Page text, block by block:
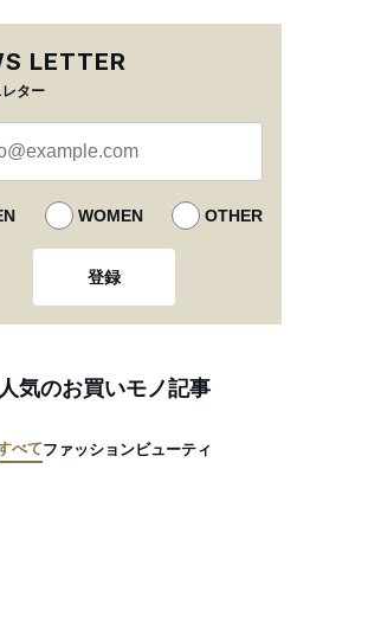
LETTER
ター
WOMEN OTHER
登録
人気のお買いモノ記事
べてファッションビューティ